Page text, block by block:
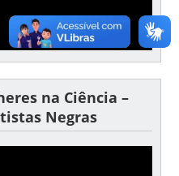
na Ciência –
Negras